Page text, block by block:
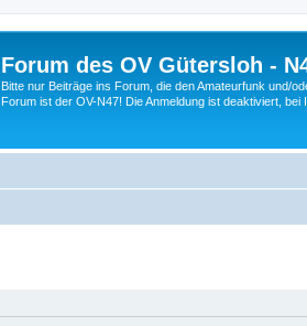
Forum des OV Gütersloh -
Bitte nur Beiträge ins Forum, die den Amateurfunk und/
Forum ist der OV-N47! Die Anmeldung ist deaktiviert,